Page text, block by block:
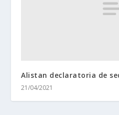
Alistan declaratoria de
21/04/2021